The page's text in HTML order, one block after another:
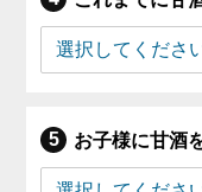
お子様に甘酒